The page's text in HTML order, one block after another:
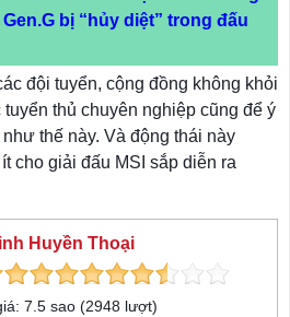
bị “hủy diệt” trong đấu
đội tuyển, cộng đồng không khỏi
thủ chuyên nghiệp cũng để ý
thế này. Và động thái này
cho giải đấu MSI sắp diễn ra
Huyền Thoại
7.5 sao (2948 lượt)